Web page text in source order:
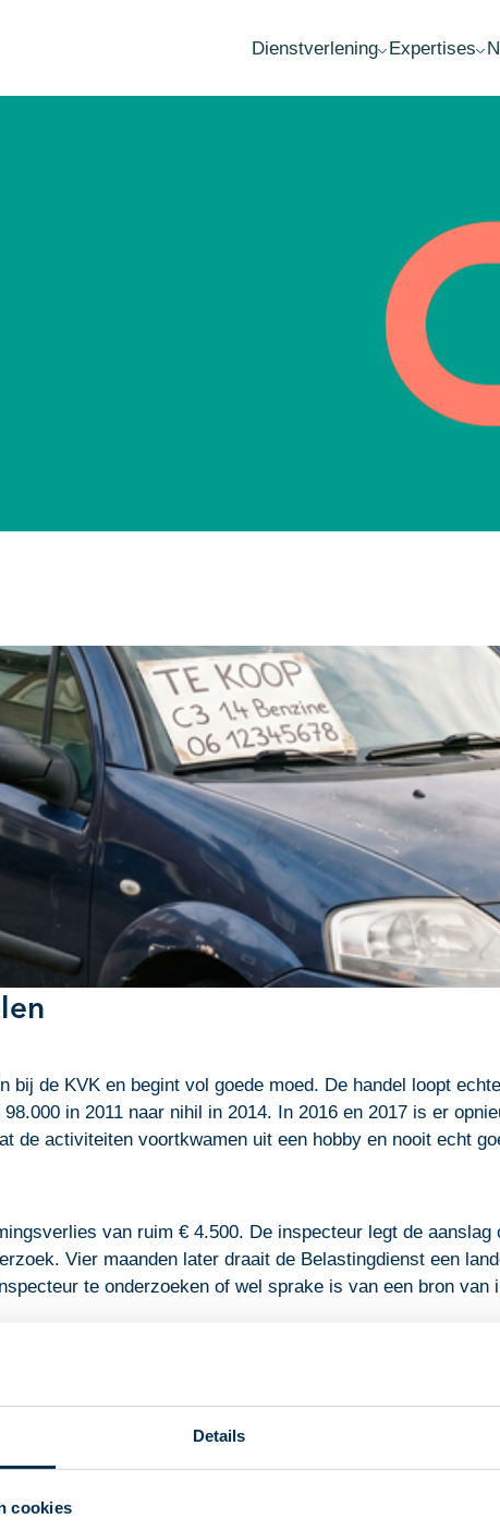
Details
cookies
Dienstverlening Expertises
Estate
de KVK en begint vol goede moed. De handel loopt
in 2011 naar nihil in 2014. In 2016 en 2017 is er
activiteiten voortkwamen uit een hobby en nooit echt
van ruim € 4.500. De inspecteur legt de
Vier maanden later draait de Belastingdienst een
te onderzoeken of wel sprake is van een bron van
economisch verkeer, het oogmerk om voordeel te
voldaan. Maar het hof oordeelt dat een objectieve
tot nihil. De activiteiten vormen daarom geen bron van